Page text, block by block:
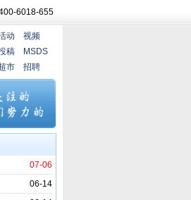
6018-655
动
视频
稿
MSDS
市 招聘
07-06
06-14